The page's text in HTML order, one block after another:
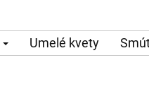
Umelé kvety